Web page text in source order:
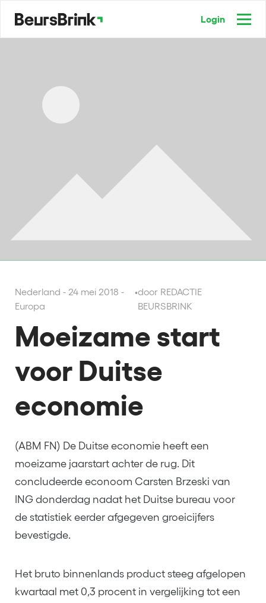
Login
Nederland - 24 mei 2018 -
Europa
•door REDACTIE
BEURSBRINK
Moeizame start
voor Duitse
economie
(ABM FN) De Duitse economie heeft een
moeizame jaarstart achter de rug. Dit
concludeerde econoom Carsten Brzeski van
ING donderdag nadat het Duitse bureau voor
de statistiek eerder afgegeven groeicijfers
bevestigde.
Het bruto binnenlands product steeg afgelopen
kwartaal met 0,3 procent in vergelijking tot een